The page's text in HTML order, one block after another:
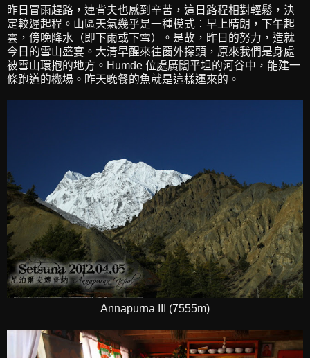
昨日冒雨趕路，連背夫也感到辛苦，這日路程相對輕鬆，決
定較遲起程。山區天氣幾乎是一種模式︰早上晴朗，下午起
雲，傍晚降水（即下雨或下雪）。是故，昨日的努力，造就
今日的雪山盛宴。大清早醒來往窗外探頭，原來我們是身處
被雪山環抱的地方。Humde 位處廣闊平坦的河谷中，能建一
條跑道的機場。昨天晚餐的魚就是這樣運來的。
Annapurna III (7555m)